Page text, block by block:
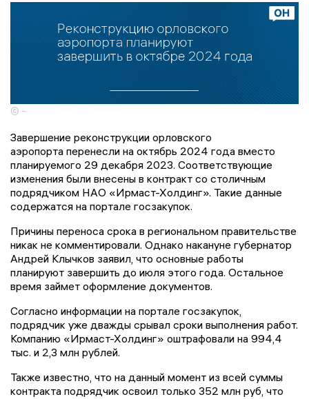
© -
Завершение реконструкции орловского
аэропорта перенесли на октябрь 2024 года вместо
планируемого 29 декабря 2023. Соответствующие
изменения были внесены в контракт со столичным
подрядчиком НАО «Ирмаст-Холдинг». Такие данные
содержатся на портале госзакупок.
Причины переноса срока в региональном правительстве
никак не комментировали. Однако накануне губернатор
Андрей Клычков заявил, что основные работы
планируют завершить до июля этого года. Остальное
время займет оформление документов.
Согласно информации на портале госзакупок,
подрядчик уже дважды срывал сроки выполнения работ.
Компанию «Ирмаст-Холдинг» оштрафовали на 994,4
тыс. и 2,3 млн рублей.
Также известно, что на данный момент из всей суммы
контракта подрядчик освоил только 352 млн руб, что